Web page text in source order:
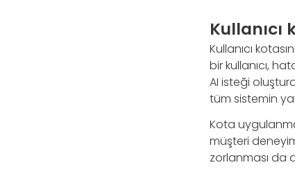
Kullanıcı
Kullanıcı
bir kullanıcı,
AI isteği
tüm sistemin
Kota
müşteri
zorlanması da